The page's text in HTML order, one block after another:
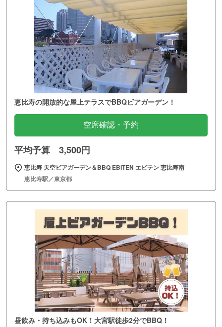
恵比寿の開放的な屋上テラスでBBQビアガーデン！
空席確認・予約
平均予算 3,500円
恵比寿 天空ビアガーデン＆BBQ EBITEN エビテン 恵比寿南
恵比寿駅／東京都
昼飲み・持ち込みもOK！大宮駅徒歩2分でBBQ！